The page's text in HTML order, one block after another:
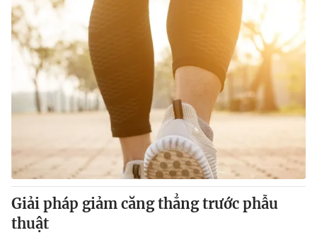
Giải pháp giảm căng thẳng trước phẫu
thuật